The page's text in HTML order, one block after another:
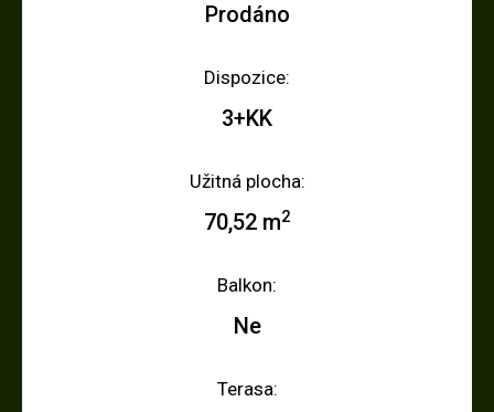
Prodáno
Dispozice:
3+KK
Užitná plocha:
70,52 m2
Balkon:
Ne
Terasa: